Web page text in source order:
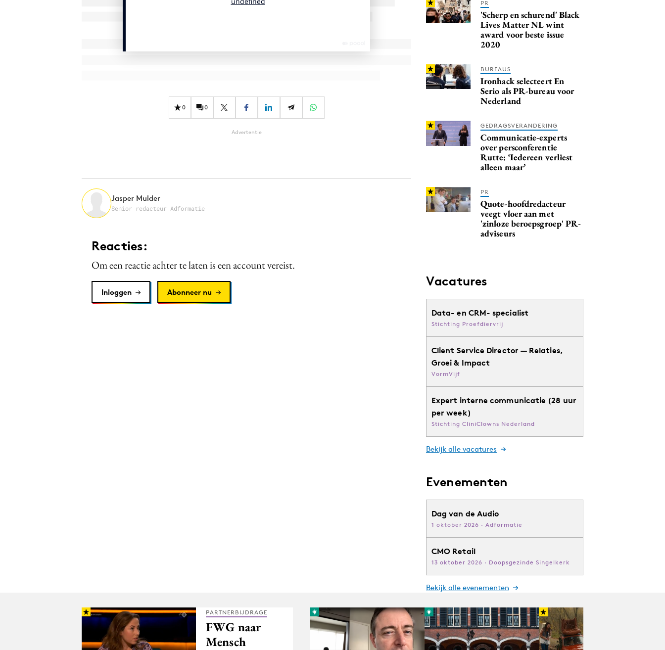
0 0
Advertentie
Jasper Mulder
Senior redacteur Adformatie
Reacties:
Om een reactie achter te laten is een account vereist.
Inloggen Abonneer nu
PR
'Scherp en schurend' Black
Lives Matter NL wint
award voor beste issue
2020
BUREAUS
Ironhack selecteert En
Serio als PR-bureau voor
Nederland
GEDRAGSVERANDERING
Communicatie-experts
over persconferentie
Rutte: ‘Iedereen verliest
alleen maar’
PR
Quote-hoofdredacteur
veegt vloer aan met
'zinloze beroepsgroep' PR-
adviseurs
Vacatures
Data- en CRM- specialist
Stichting Proefdiervrij
Client Service Director — Relaties,
Groei & Impact
VormVijf
Expert interne communicatie (28 uur
per week)
Stichting CliniClowns Nederland
Bekijk alle vacatures
Evenementen
Dag van de Audio
1 oktober 2026 · Adformatie
CMO Retail
13 oktober 2026 · Doopsgezinde Singelkerk
Bekijk alle evenementen
PARTNERBIJDRAGE
FWG naar
Mensch